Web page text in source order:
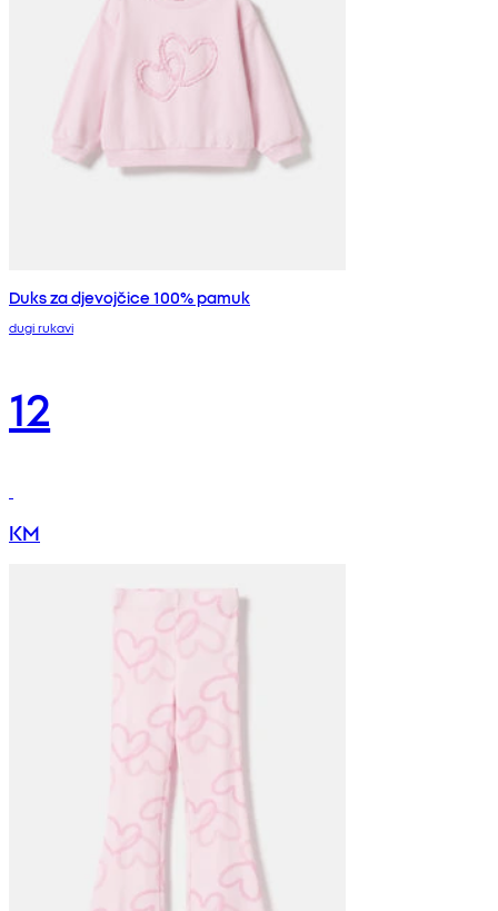
Duks za djevojčice 100% pamuk
dugi rukavi
12
KM